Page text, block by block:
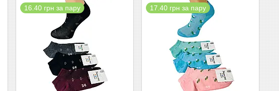
16.40 грн за пару 17.40 грн за пару